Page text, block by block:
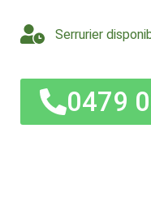
Serrurier
0479